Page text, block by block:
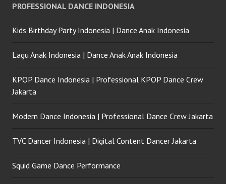
PROFESSIONAL DANCE INDONESIA
Kids Birthday Party Indonesia | Dance Anak Indonesia
Lagu Anak Indonesia | Dance Anak Anak Indonesia
KPOP Dance Indonesia | Professional KPOP Dance Crew
Jakarta
Modern Dance Indonesia | Professional Dance Crew Jakarta
TVC Dancer Indonesia | Digital Content Dancer Jakarta
Squid Game Dance Performance